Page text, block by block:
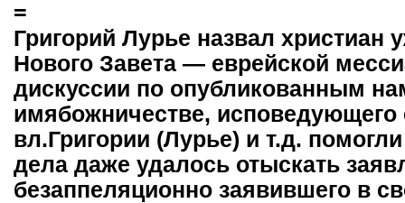
=
Григорий Лурье назвал христиан
Нового Завета — еврейской
дискуссии по опубликованным
имябожничестве, исповедующего
вл.Григории (Лурье) и т.д.
дела даже удалось отыскать
безаппеляционно заявившего в